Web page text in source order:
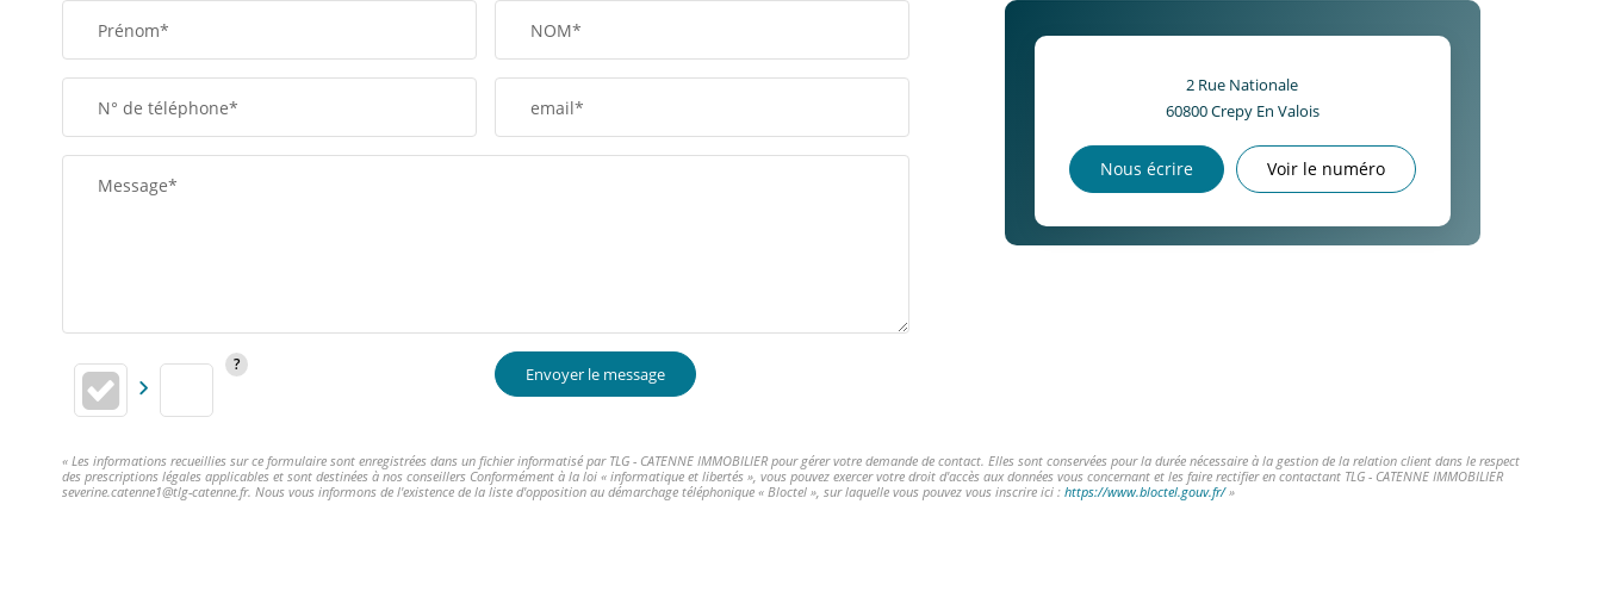
Prénom* NOM*
N° de téléphone* email*
Message*
Envoyer le message
2 Rue Nationale
60800Crepy En Valois
Nous écrire Voir le numéro
« Les informations recueillies sur ce formulaire sont enregistrées dans un fichier informatisé par TLG - CATENNE IMMOBILIER pour gérer votre demande de contact. Elles sont conservées pour la durée nécessaire à la gestion de la relation client dans le respect
des prescriptions légales applicables et sont destinées à nos conseillers Conformément à la loi « informatique et libertés », vous pouvez exercer votre droit d'accès aux données vous concernant et les faire rectifier en contactant TLG - CATENNE IMMOBILIER
severine.catenne1@tlg-catenne.fr. Nous vous informons de l'existence de la liste d'opposition au démarchage téléphonique « Bloctel », sur laquelle vous pouvez vous inscrire ici : https://www.bloctel.gouv.fr/»